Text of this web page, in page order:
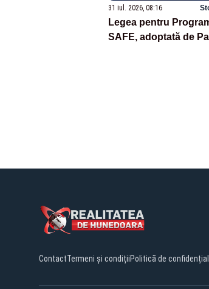
31 iul. 2026, 08:16
Legea pentru
SAFE, adoptată de
ContactTermeni și condițiiPolitică de